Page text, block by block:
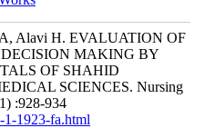
A, Alavi H. EVALUATION OF
DECISION MAKING BY
OF SHAHID
SCIENCES. Nursing
:928-934
1-1923-fa.html